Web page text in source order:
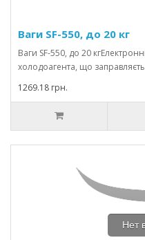
Ваги SF-550, до 20 кг
Ваги SF-550, до 20
холодоагента, що
1269.18 грн.
Нет